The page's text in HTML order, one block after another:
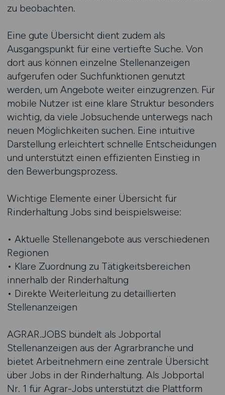
zu beobachten.
Eine gute Übersicht dient zudem als
Ausgangspunkt für eine vertiefte Suche. Von
dort aus können einzelne Stellenanzeigen
aufgerufen oder Suchfunktionen genutzt
werden, um Angebote weiter einzugrenzen. Für
mobile Nutzer ist eine klare Struktur besonders
wichtig, da viele Jobsuchende unterwegs nach
neuen Möglichkeiten suchen. Eine intuitive
Darstellung erleichtert schnelle Entscheidungen
und unterstützt einen effizienten Einstieg in
den Bewerbungsprozess.
Wichtige Elemente einer Übersicht für
Rinderhaltung Jobs sind beispielsweise:
• Aktuelle Stellenangebote aus verschiedenen
Regionen
• Klare Zuordnung zu Tätigkeitsbereichen
innerhalb der Rinderhaltung
• Direkte Weiterleitung zu detaillierten
Stellenanzeigen
AGRAR.JOBS bündelt als Jobportal
Stellenanzeigen aus der Agrarbranche und
bietet Arbeitnehmern eine zentrale Übersicht
über Jobs in der Rinderhaltung. Als Jobportal
Nr. 1 für Agrar-Jobs unterstützt die Plattform